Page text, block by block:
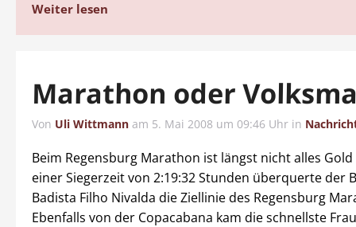
Weiter lesen
Marathon oder
Von Uli Wittmann am 5. Mai 2008 um 09:46 Uhr in
Beim Regensburg Marathon ist längst nicht alles
einer Siegerzeit von 2:19:32 Stunden überquerte der
Badista Filho Nivalda die Ziellinie des Regensburg
Ebenfalls von der Copacabana kam die schnellste